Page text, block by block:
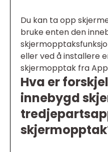
Du kan ta opp
bruke enten den
eller ved å installere
skjermopptak fra
Hva er
innebygd